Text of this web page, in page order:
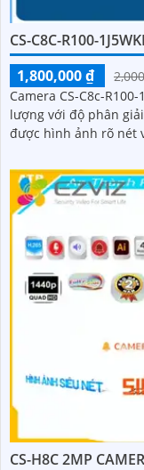
CS-C8C-R100-
1,800,000 ₫
Camera CS-C8c-
lượng với độ phân
CS-H8C 2MP